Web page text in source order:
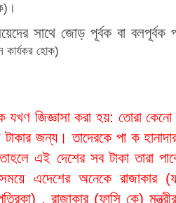
সাথে জোড় পূর্বক বা
কার্যকর হোক)
যখণ জিজ্ঞাসা করা হয়: তোরা
জন্য। তাদেরকে পা ক
এই দেশের সব টাকা তারা
এদেশের অনেকে রাজাকার
, রাজাকার (ফাসি কে) মন্ত্রীর